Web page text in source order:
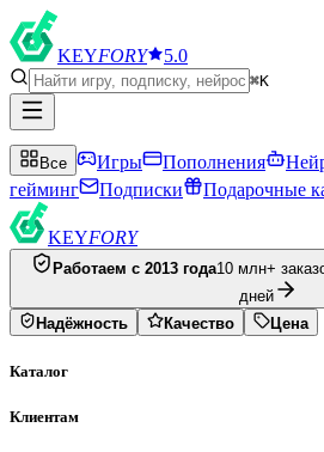
KEYFORY 5.0
⌘K
Все Игры Пополнения
гейминг
Подписки Подарочные
KEYFORY
Работаем с 2013 года10 млн+
дней
Надёжность
Качество Цена
Каталог
Клиентам